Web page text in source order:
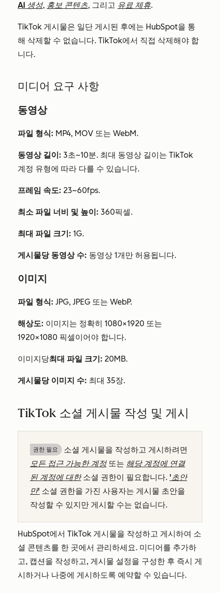
AI 생성, 홍보 콘텐츠, 그리고 유료 제휴.
TikTok 게시물은 일단 게시된 후에는 HubSpot을 통
해 삭제할 수 없습니다. TikTok에서 직접 삭제해야 합
니다.
미디어 요구 사항
동영상
파일 형식: MP4, MOV 또는 WebM.
동영상 길이: 3초~10분. 최대 동영상 길이는 TikTok
계정 유형에 따라 다를 수 있습니다.
프레임 속도: 23~60fps.
최소 파일 너비 및 높이: 360픽셀.
최대 파일 크기: 1G.
게시물당 동영상 수: 동영상 1개만 허용됩니다.
이미지
파일 형식: JPG, JPEG 또는 WebP.
해상도: 이미지는 정확히 1080×1920 또는
1920×1080 픽셀이어야 합니다.
이미지당최대 파일 크기: 20MB.
게시물당 이미지 수: 최대 35장.
TikTok 소셜 게시물 작성 및 게시
권한 필요
소셜 게시물을 작성하고 게시하려면
모든 접근 가능한 계정또는 해당 계정에 연결
된 계정에 대한소셜 권한이 필요합니다. '초안
만' 소셜 권한을 가진 사용자는 게시물 초안을
작성할 수 있지만 게시할 수는 없습니다.
HubSpot에서 TikTok 게시물을 작성하고 게시하여 소
셜 콘텐츠를 한 곳에서 관리하세요. 미디어를 추가하
고, 캡션을 작성하고, 게시물 설정을 구성한 후 즉시 게
시하거나 나중에 게시하도록 예약할 수 있습니다.